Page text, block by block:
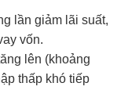
lần giảm lãi suất,
vốn.
lên (khoảng
thấp khó tiếp